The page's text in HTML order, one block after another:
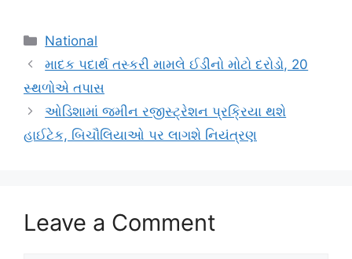
Categories
National
માદક પદાર્થ તસ્કરી મામલે ઈડીનો મોટો દરોડો, 20
સ્થળોએ તપાસ
ઓડિશામાં જમીન રજીસ્ટ્રેશન પ્રક્રિયા થશે
હાઈટેક, બિચૌલિયાઓ પર લાગશે નિયંત્રણ
Leave a Comment